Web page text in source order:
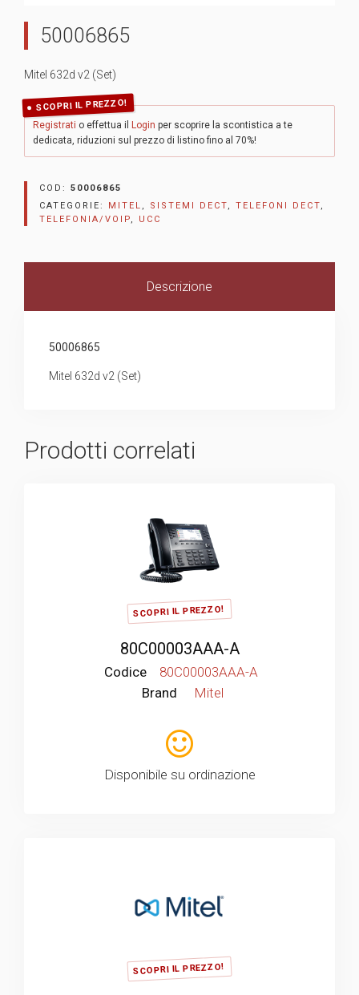
50006865
Mitel 632d v2 (Set)
SCOPRI IL PREZZO!
Registrati o effettua il Login per scoprire la scontistica a te
dedicata, riduzioni sul prezzo di listino fino al 70%!
COD: 50006865
CATEGORIE: MITEL , SISTEMI DECT, TELEFONI DECT,
TELEFONIA/VOIP, UCC
Descrizione
50006865
Mitel 632d v2 (Set)
Prodotti correlati
SCOPRI IL PREZZO!
80C00003AAA-A
Codice
80C00003AAA-A
Brand
Mitel
Disponibile su ordinazione
SCOPRI IL PREZZO!